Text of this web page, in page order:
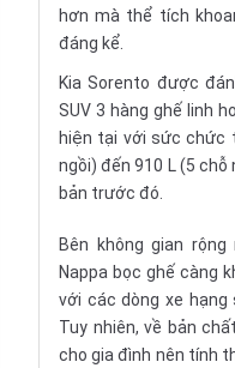
hơn mà thể tích
đáng kể.
Kia Sorento được
SUV 3 hàng ghế linh
hiện tại với sức chức
ngồi) đến 910 L (5 chỗ
bản trước đó.
Bên không gian
Nappa bọc ghế càng
với các dòng xe hạng
Tuy nhiên, về bản
cho gia đình nên tính